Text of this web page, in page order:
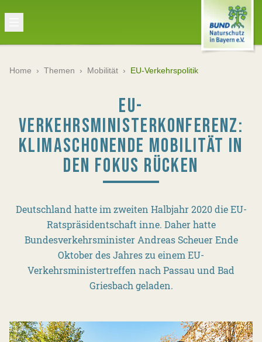
Home › Themen › Mobilität › EU-Verkehrspolitik
EU-
VERKEHRSMINISTERKONFERENZ:
KLIMASCHONENDE MOBILITÄT IN
DEN FOKUS RÜCKEN
Deutschland hatte im zweiten Halbjahr 2020 die EU-
Ratspräsidentschaft inne. Daher hatte
Bundesverkehrsminister Andreas Scheuer Ende
Oktober des Jahres zu einem EU-
Verkehrsministertreffen nach Passau und Bad
Griesbach geladen.